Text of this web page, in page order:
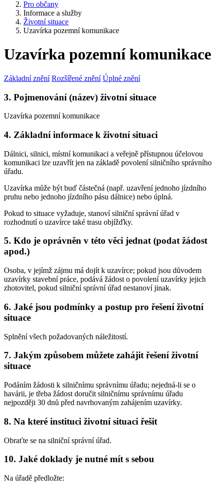
Pro občany
Informace a služby
Životní situace
Uzavírka pozemní komunikace
Uzavírka pozemní komunikace
Základní znění Rozšířené znění Úplné znění
3. Pojmenování (název) životní situace
Uzavírka pozemní komunikace
4. Základní informace k životní situaci
Dálnici, silnici, místní komunikaci a veřejně přístupnou účelovou
komunikaci lze uzavřít jen na základě povolení silničního správního
úřadu.
Uzavírka může být buď částečná (např. uzavření jednoho jízdního
pruhu nebo jednoho jízdního pásu dálnice) nebo úplná.
Pokud to situace vyžaduje, stanoví silniční správní úřad v
rozhodnutí o uzavírce také trasu objížďky.
5. Kdo je oprávněn v této věci jednat (podat žádost
apod.)
Osoba, v jejímž zájmu má dojít k uzavírce; pokud jsou důvodem
uzavírky stavební práce, podává žádost o povolení uzavírky jejich
zhotovitel, pokud silniční správní úřad nestanoví jinak.
6. Jaké jsou podmínky a postup pro řešení životní
situace
Splnění všech požadovaných náležitostí.
7. Jakým způsobem můžete zahájit řešení životní
situace
Podáním žádosti k silničnímu správnímu úřadu; nejedná-li se o
havárii, je třeba žádost doručit silničnímu správnímu úřadu
nejpozději 30 dnů před navrhovaným zahájením uzavírky.
8. Na které instituci životní situaci řešit
Obraťte se na silniční správní úřad.
10. Jaké doklady je nutné mít s sebou
Na úřadě předložte: